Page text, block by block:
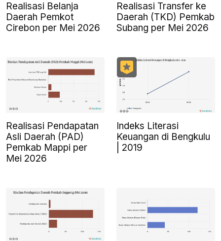
Realisasi Belanja
Daerah Pemkot
Cirebon per Mei 2026
Realisasi Transfer ke
Daerah (TKD) Pemkab
Subang per Mei 2026
Realisasi Pendapatan
Asli Daerah (PAD)
Pemkab Mappi per
Mei 2026
Indeks Literasi
Keuangan di Bengkulu
| 2019